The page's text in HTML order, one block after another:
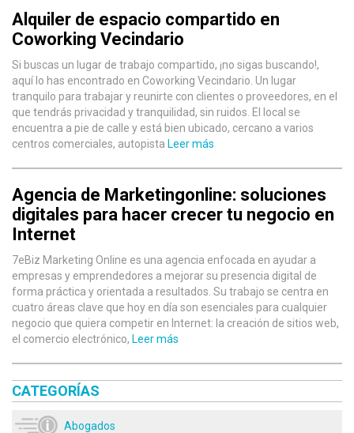
Alquiler de espacio compartido en
Coworking Vecindario
Si buscas un lugar de trabajo compartido, ¡no sigas buscando!,
aquí lo has encontrado en Coworking Vecindario. Un lugar
tranquilo para trabajar y reunirte con clientes o proveedores, en el
que tendrás privacidad y tranquilidad, sin ruidos. El local se
encuentra a pie de calle y está bien ubicado, cercano a varios
centros comerciales, autopista Leer más
Agencia de Marketingonline: soluciones
digitales para hacer crecer tu negocio en
Internet
7eBiz Marketing Online es una agencia enfocada en ayudar a
empresas y emprendedores a mejorar su presencia digital de
forma práctica y orientada a resultados. Su trabajo se centra en
cuatro áreas clave que hoy en día son esenciales para cualquier
negocio que quiera competir en Internet: la creación de sitios web,
el comercio electrónico, Leer más
CATEGORÍAS
Abogados